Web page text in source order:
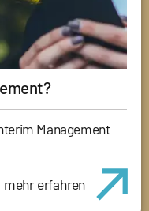
Management
mehr erfahren